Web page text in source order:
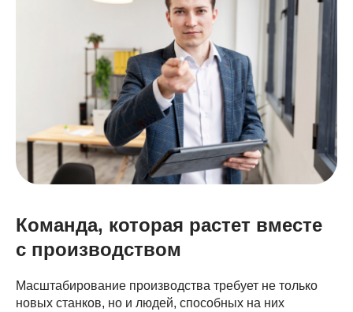
Команда, которая растет вместе
с производством
Масштабирование производства требует не только
новых станков, но и людей, способных на них